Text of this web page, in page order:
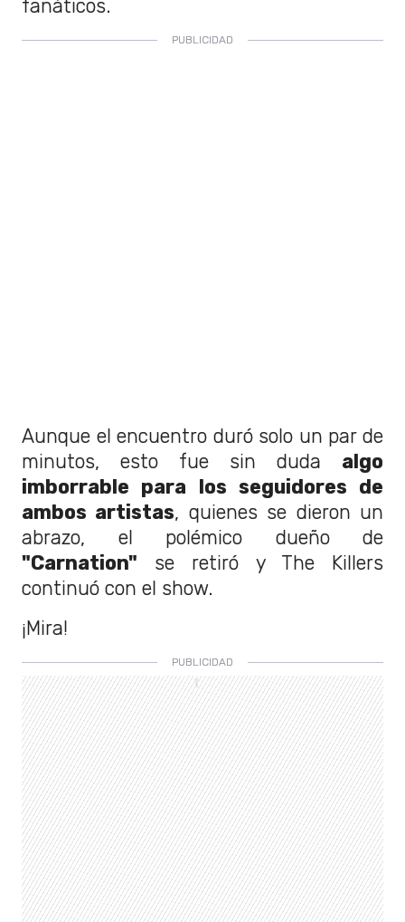
fanáticos.
Aunque el encuentro duró solo un par de
minutos, esto fue sin duda algo
imborrable para los seguidores de
ambos artistas, quienes se dieron un
abrazo, el polémico dueño de
"Carnation" se retiró y The Killers
continuó con el show.
¡Mira!